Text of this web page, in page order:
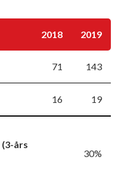
2018 2019
71 143
16 19
års
30%